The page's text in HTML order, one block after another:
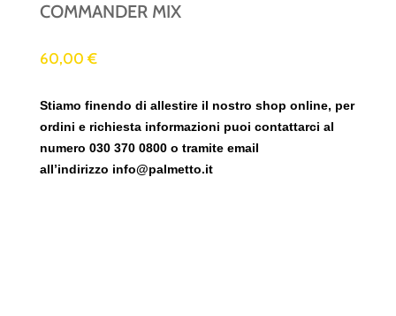
COMMANDER MIX
60,00€
Stiamo finendo di allestire il nostro shop online, per
ordini e richiesta informazioni puoi contattarci al
numero 030 370 0800 o tramite email
all’indirizzo info@palmetto.it